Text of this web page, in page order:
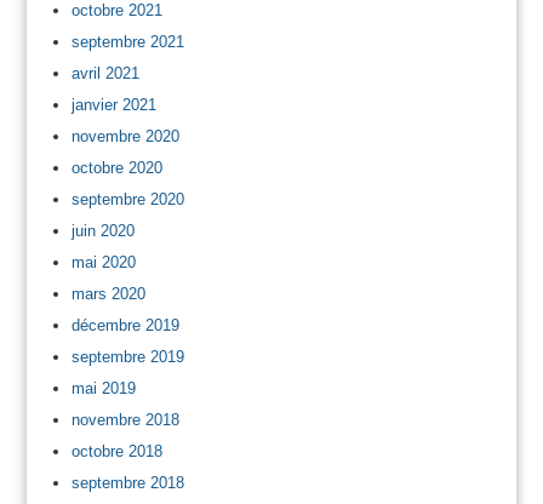
octobre 2021
septembre 2021
avril 2021
janvier 2021
novembre 2020
octobre 2020
septembre 2020
juin 2020
mai 2020
mars 2020
décembre 2019
septembre 2019
mai 2019
novembre 2018
octobre 2018
septembre 2018